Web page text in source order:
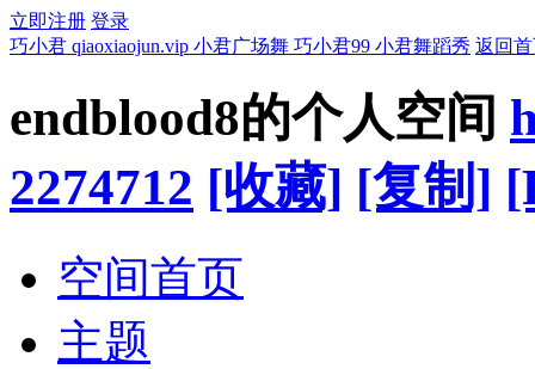
立即注册 登录
巧小君 qiaoxiaojun.vip 小君广场舞 巧小君99 小君舞蹈秀 返回
endblood8的个人空间
2274712 [收藏] [复制]
空间首页
主题